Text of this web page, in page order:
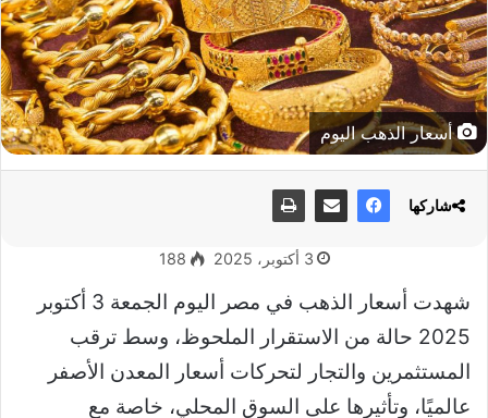
أسعار الذهب اليوم
3 أكتوبر، 2025 188
شهدت أسعار الذهب في مصر اليوم الجمعة 3 أكتوبر
2025 حالة من الاستقرار الملحوظ، وسط ترقب
المستثمرين والتجار لتحركات أسعار المعدن الأصفر
عالميًا، وتأثيرها على السوق المحلي، خاصة مع
شاركها